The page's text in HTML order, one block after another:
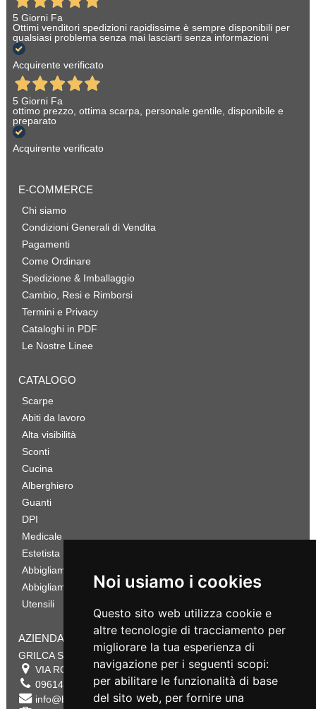
Noi usiamo i cookies
Questo sito web utilizza cookie e
altre tecnologie di tracciamento per
migliorare la tua esperienza di
navigazione per i seguenti scopi:
per abilitare le funzionalità di base
del sito web, per fornire una
5 Giorni Fa
Ottimi venditori spedizioni rapidissime è sempre disponibili per
qualsiasi problema senza mai lasciarti senza informazioni
Acquirente verificato
5 Giorni Fa
ottimo prezzo, ottima scarpa, personale gentile, disponibile e
preparato
Acquirente verificato
E-COMMERCE
Chi siamo
Condizioni Generali di Vendita
Pagamenti
Come Ordinare
Spedizione & Imballaggio
Cambio, Resi e Rimborsi
Termini e Privacy
Cataloghi in PDF
Le Nostre Linee
CATALOGO
Scarpe
Abiti da lavoro
Alta visibilità
Sconti
Cucina
Alberghiero
Guanti
DPI
Medicale
Estetista
Abbigliamento Sportivo
Abbigliamento Bambino
Utensili
AZIENDA
GRILCA SRL
VIA ROMA 180 88054 SERSALE , CZ
0961432177
info@bestsafety.it